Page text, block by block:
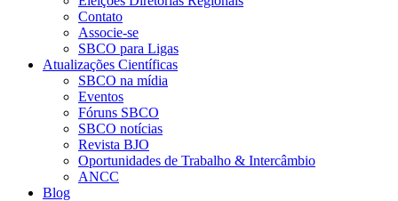
Contato
Associe-se
SBCO para Ligas
Atualizações Científicas
SBCO na mídia
Eventos
Fóruns SBCO
SBCO notícias
Revista BJO
Oportunidades de Trabalho & Intercâmbio
ANCC
Blog